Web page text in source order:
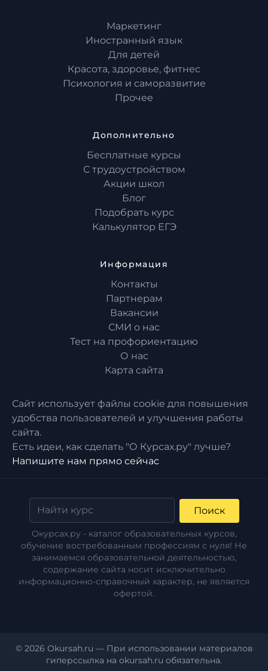
Маркетинг
Иностранный язык
Для детей
Красота, здоровье, фитнес
Психология и саморазвитие
Прочее
Дополнительно
Бесплатные курсы
С трудоустройством
Акции школ
Блог
Подобрать курс
Калькулятор ЕГЭ
Информация
Контакты
Партнерам
Вакансии
СМИ о нас
Тест на профориентацию
О нас
Карта сайта
Сайт использует файлы cookie для повышения
удобства пользователей и улучшения работы
сайта.
Есть идеи, как сделать "О Курсах.ру" лучше?
Напишите нам прямо сейчас
Поиск
Окурсах.ру - каталог образовательных курсов,
обучение востребованным профессиям с нуля! Не
занимаемся образовательной деятельностью,
содержание сайта носит исключительно
информационно-справочный характер, не является
офертой.
© 2026 Okursah.ru — При использовании материалов
гиперссылка на okursah.ru обязательна.